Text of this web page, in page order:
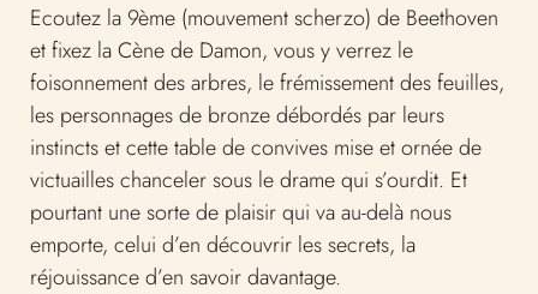
Ecoutez la 9ème (mouvement scherzo) de Beethoven
et fixez la Cène de Damon, vous y verrez le
foisonnement des arbres, le frémissement des feuilles,
les personnages de bronze débordés par leurs
instincts et cette table de convives mise et ornée de
victuailles chanceler sous le drame qui s’ourdit. Et
pourtant une sorte de plaisir qui va au-delà nous
emporte, celui d’en découvrir les secrets, la
réjouissance d’en savoir davantage.